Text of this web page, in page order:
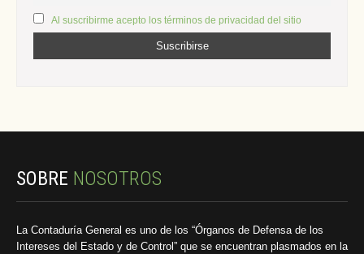
Al suscribirme acepto los términos de privacidad del sitio
SOBRE NOSOTROS
La Contaduría General es uno de los “Órganos de Defensa de los
Intereses del Estado y de Control” que se encuentran plasmados en la